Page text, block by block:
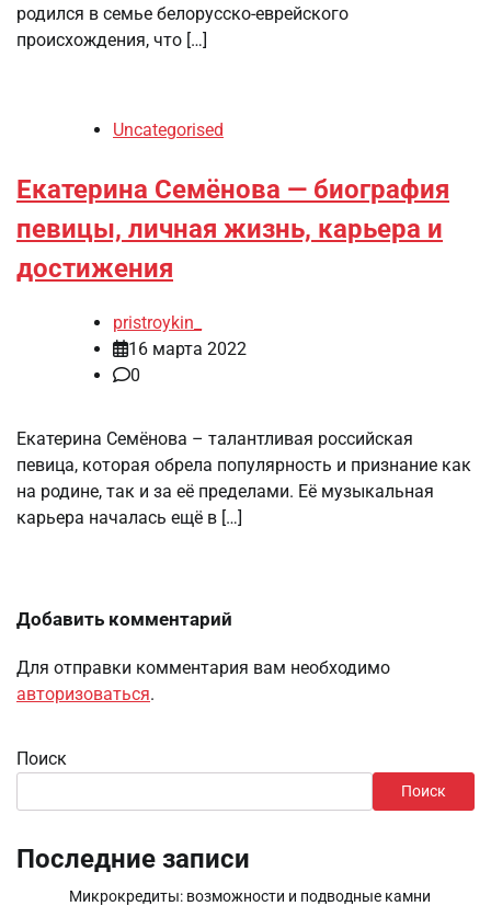
родился в семье белорусско-еврейского
происхождения, что […]
Uncategorised
Екатерина Семёнова — биография
певицы, личная жизнь, карьера и
достижения
pristroykin_
16 марта 2022
0
Екатерина Семёнова – талантливая российская
певица, которая обрела популярность и признание как
на родине, так и за её пределами. Её музыкальная
карьера началась ещё в […]
Добавить комментарий
Для отправки комментария вам необходимо
авторизоваться.
Поиск
Поиск
Последние записи
Микрокредиты: возможности и подводные камни